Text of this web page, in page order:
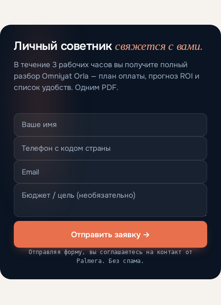
Личный советниксвяжется с вами.
В течение 3 рабочих часов вы получите полный
разбор Omniyat Orla — план оплаты, прогноз ROI и
список удобств. Одним PDF.
Отправить заявку →
Отправляя форму, вы соглашаетесь на контакт от
Palmera. Без спама.